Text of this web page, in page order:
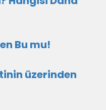
Bu mu!
üzerinden